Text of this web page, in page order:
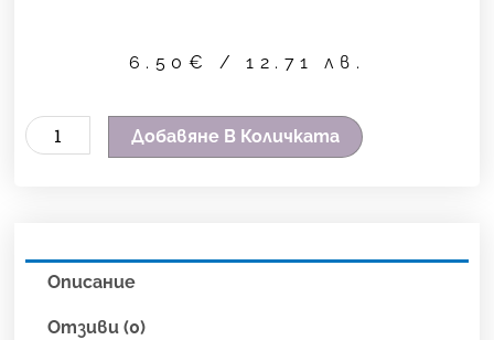
6.50 € / 12.71 лв.
количество
с
пластм.
дръжки
Добавяне В Количката
Описание
Отзиви (0)